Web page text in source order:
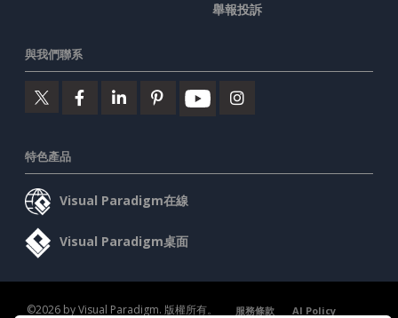
舉報投訴
與我們聯系
特色產品
Visual Paradigm在線
Visual Paradigm桌面
©2026 by Visual Paradigm. 版權所有。 服務條款 AI Policy